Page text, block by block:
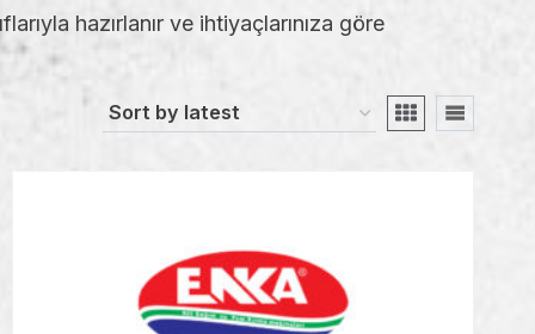
hazırlanır ve ihtiyaçlarınıza göre